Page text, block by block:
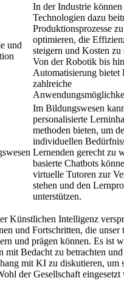
und
In der Industrie
Technologien dazu
Produktionsprozesse zu
optimieren, die
steigern und Kosten zu
Von der Robotik bis
Automatisierung bietet
zahlreiche
Im Bildungswesen
personalisierte
methoden bieten, um
individuellen
Lernenden gerecht zu
basierte Chatbots
virtuelle Tutoren zur
stehen und den
unterstützen.
Künstlichen Intelligenz
und Fortschritten, die unser
und prägen können. Es ist
mit Bedacht zu betrachten und
mit KI zu diskutieren, um
der Gesellschaft eingesetzt